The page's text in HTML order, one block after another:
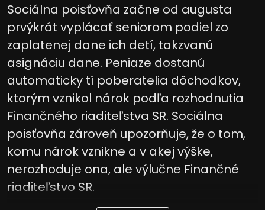
Sociálna poisťovňa začne od augusta
prvýkrát vyplácať seniorom podiel zo
zaplatenej dane ich detí, takzvanú
asignáciu dane. Peniaze dostanú
automaticky tí poberatelia dôchodkov,
ktorým vznikol nárok podľa rozhodnutia
Finančného riaditeľstva SR. Sociálna
poisťovňa zároveň upozorňuje, že o tom,
komu nárok vznikne a v akej výške,
nerozhoduje ona, ale výlučne Finančné
riaditeľstvo SR.